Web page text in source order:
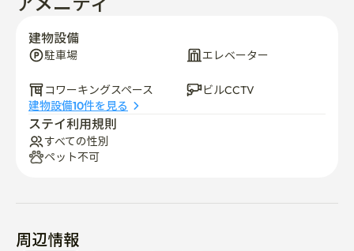
建物設備
駐車場 エレベーター
コワーキングスペース
ビルCCTV
建物設備10件を見る
ステイ利用規則
すべての性別
ペット不可
周辺情報